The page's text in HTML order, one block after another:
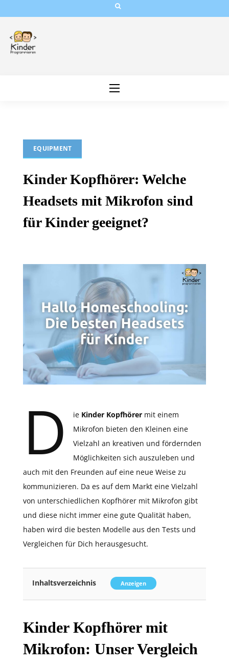
content
EQUIPMENT
Kinder Kopfhörer: Welche
Headsets mit Mikrofon sind
für Kinder geeignet?
D ie Kinder Kopfhörer mit einem
Mikrofon bieten den Kleinen eine
Vielzahl an kreativen und fördernden
Möglichkeiten sich auszuleben und
auch mit den Freunden auf eine neue Weise zu
kommunizieren. Da es auf dem Markt eine Vielzahl
von unterschiedlichen Kopfhörer mit Mikrofon gibt
und diese nicht immer eine gute Qualität haben,
haben wird die besten Modelle aus den Tests und
Vergleichen für Dich herausgesucht.
Inhaltsverzeichnis Anzeigen
Kinder Kopfhörer mit
Mikrofon: Unser Vergleich